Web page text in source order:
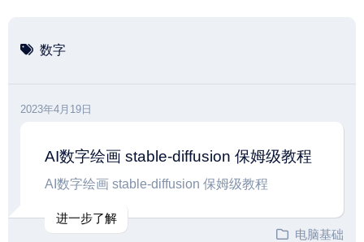
数字
2023年4月19日
AI数字绘画 stable-diffusion 保姆级教程
AI数字绘画 stable-diffusion 保姆级教程
进一步了解
电脑基础